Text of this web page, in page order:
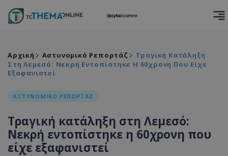
Αρχική Αστυνομικό Ρεπορτάζ
Τραγική Κατάληξη
Στη Λεμεσό: Νεκρή Εντοπίστηκε Η 60χρονη Που Είχε
Εξαφανιστεί
ΑΣΤΥΝΟΜΙΚΟ ΡΕΠΟΡΤΑΖ
Τραγική κατάληξη στη Λεμεσό:
Νεκρή εντοπίστηκε η 60χρονη που
είχε εξαφανιστεί